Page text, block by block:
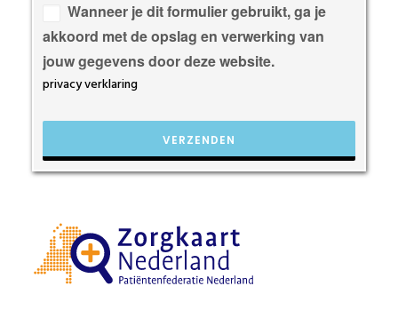
leeg
te
laten.
Wanneer je dit formulier gebruikt, ga je
akkoord met de opslag en verwerking van
jouw gegevens door deze website.
privacy verklaring